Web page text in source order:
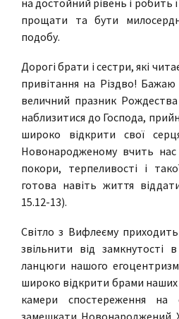
на достойний рівень і
прощати та бути
подобу.
Дорогі брати і сестри, які
привітання на Різдво!
величний празник
наблизитися до Господа,
широко відкрити свої
Новонародженому вчить
покори, терпеливості і
готова навіть життя
15.12-13).
Світло з Вифлеєму
звільнити від замкнутості
ланцюги нашого
широко відкрити брами
камери спостереження